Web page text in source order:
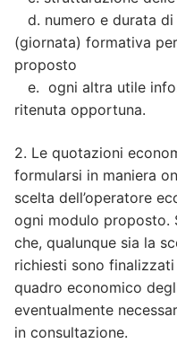
d. numero e durata
(giornata) formativa
proposto
e. ogni altra utile
ritenuta opportuna.
2. Le quotazioni
formularsi in maniera
scelta dell’operatore
ogni modulo proposto.
che, qualunque sia la
richiesti sono
quadro economico
eventualmente
in consultazione.